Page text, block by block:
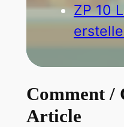
ZP 10
Comment /
Article